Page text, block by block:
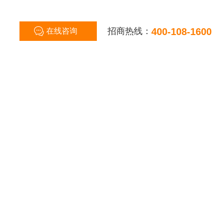
在线咨询 招商热线： 400-108-1600